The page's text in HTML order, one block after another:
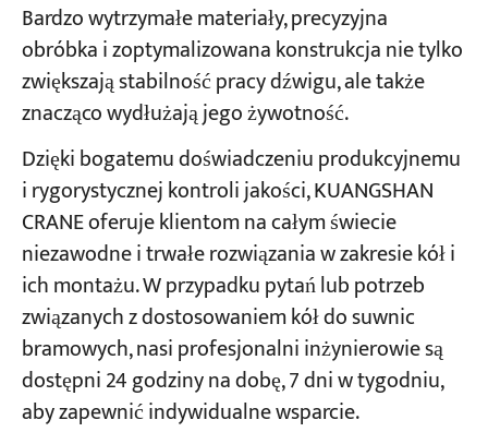
Bardzo wytrzymałe materiały, precyzyjna
obróbka i zoptymalizowana konstrukcja nie tylko
zwiększają stabilność pracy dźwigu, ale także
znacząco wydłużają jego żywotność.
Dzięki bogatemu doświadczeniu produkcyjnemu
i rygorystycznej kontroli jakości, KUANGSHAN
CRANE oferuje klientom na całym świecie
niezawodne i trwałe rozwiązania w zakresie kół i
ich montażu. W przypadku pytań lub potrzeb
związanych z dostosowaniem kół do suwnic
bramowych, nasi profesjonalni inżynierowie są
dostępni 24 godziny na dobę, 7 dni w tygodniu,
aby zapewnić indywidualne wsparcie.